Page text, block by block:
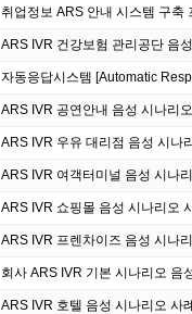
취업정보 ARS 안내 시스템 구축
ARS IVR 건강보험 관리공단 음
자동응답시스템 [Automatic
ARS IVR 공연안내 음성 시나리
ARS IVR 우유 대리점 음성 시나
ARS IVR 여객터미널 음성 시나
ARS IVR 쇼핑몰 음성 시나리오
ARS IVR 프렌차이즈 음성 시나
회사 ARS IVR 기본 시나리오 음
ARS IVR 호텔 음성 시나리오 사